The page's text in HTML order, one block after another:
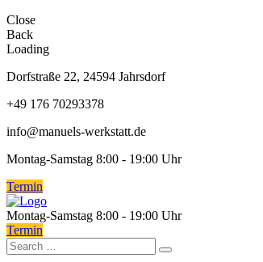
Close
Back
Loading
Dorfstraße 22, 24594 Jahrsdorf
+49 176 70293378
info@manuels-werkstatt.de
Montag-Samstag 8:00 - 19:00 Uhr
Termin
Montag-Samstag 8:00 - 19:00 Uhr
Termin